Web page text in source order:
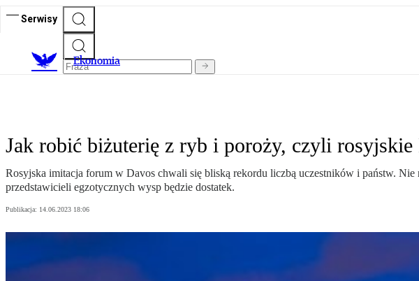
Serwisy
Ekonomia
Jak robić biżuterię z ryb i poroży, czyli rosyjskie
Rosyjska imitacja forum w Davos chwali się bliską rekordu liczbą uczestników i państw.
przedstawicieli egzotycznych wysp będzie dostatek.
Publikacja: 14.06.2023 18:06